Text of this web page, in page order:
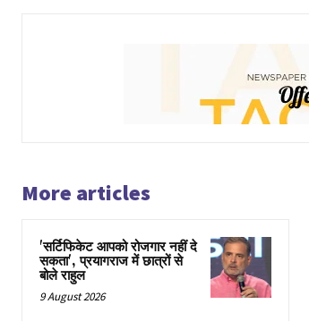
More articles
'सर्टिफिकेट आपको रोजगार नहीं दे
सकता', प्रयागराज में छात्रों से
बोले राहुल
9 August 2026